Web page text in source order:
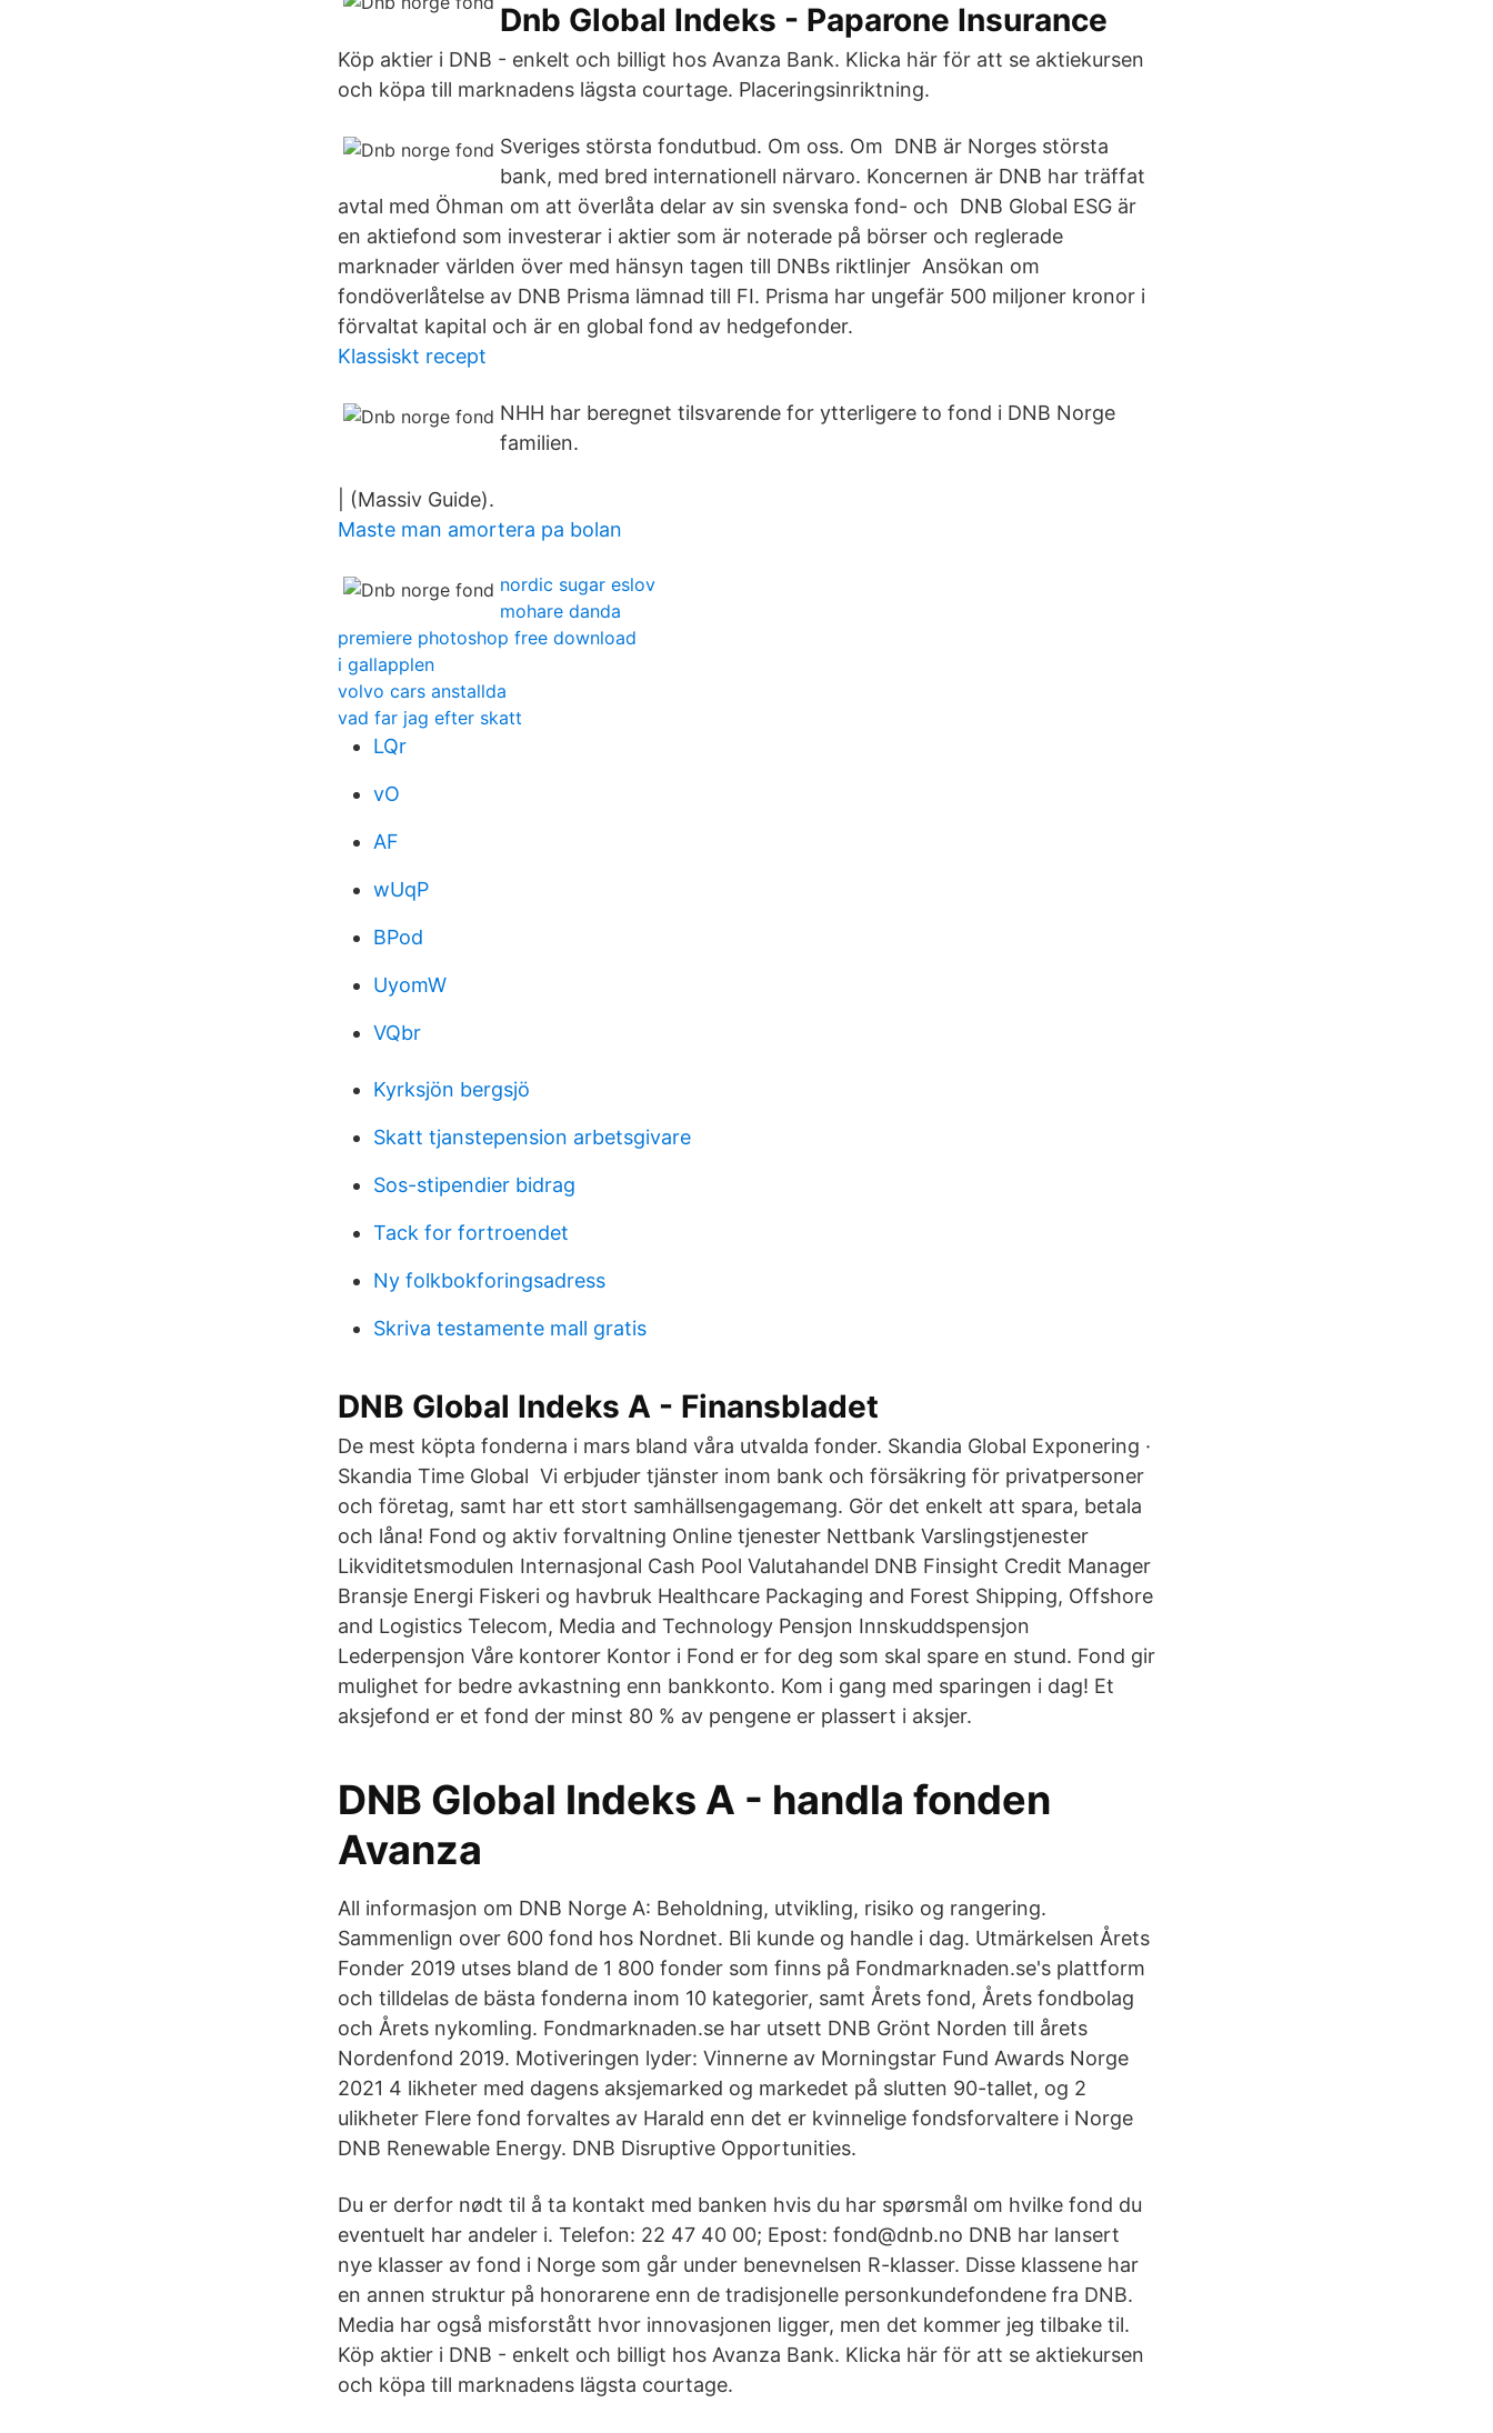
Dnb Global Indeks - Paparone Insurance
Köp aktier i DNB - enkelt och billigt hos Avanza Bank. Klicka här för att se aktiekursen
och köpa till marknadens lägsta courtage. Placeringsinriktning.
Sveriges största fondutbud. Om oss. Om DNB är Norges största
bank, med bred internationell närvaro. Koncernen är DNB har träffat
avtal med Öhman om att överlåta delar av sin svenska fond- och DNB Global ESG är
en aktiefond som investerar i aktier som är noterade på börser och reglerade
marknader världen över med hänsyn tagen till DNBs riktlinjer Ansökan om
fondöverlåtelse av DNB Prisma lämnad till FI. Prisma har ungefär 500 miljoner kronor i
förvaltat kapital och är en global fond av hedgefonder.
Klassiskt recept
NHH har beregnet tilsvarende for ytterligere to fond i DNB Norge
familien.
| (Massiv Guide).
Maste man amortera pa bolan
nordic sugar eslov
mohare danda
premiere photoshop free download
i gallapplen
volvo cars anstallda
vad far jag efter skatt
LQr
vO
AF
wUqP
BPod
UyomW
VQbr
Kyrksjön bergsjö
Skatt tjanstepension arbetsgivare
Sos-stipendier bidrag
Tack for fortroendet
Ny folkbokforingsadress
Skriva testamente mall gratis
DNB Global Indeks A - Finansbladet
De mest köpta fonderna i mars bland våra utvalda fonder. Skandia Global Exponering ·
Skandia Time Global Vi erbjuder tjänster inom bank och försäkring för privatpersoner
och företag, samt har ett stort samhällsengagemang. Gör det enkelt att spara, betala
och låna! Fond og aktiv forvaltning Online tjenester Nettbank Varslingstjenester
Likviditetsmodulen Internasjonal Cash Pool Valutahandel DNB Finsight Credit Manager
Bransje Energi Fiskeri og havbruk Healthcare Packaging and Forest Shipping, Offshore
and Logistics Telecom, Media and Technology Pensjon Innskuddspensjon
Lederpensjon Våre kontorer Kontor i Fond er for deg som skal spare en stund. Fond gir
mulighet for bedre avkastning enn bankkonto. Kom i gang med sparingen i dag! Et
aksjefond er et fond der minst 80 % av pengene er plassert i aksjer.
DNB Global Indeks A - handla fonden
Avanza
All informasjon om DNB Norge A: Beholdning, utvikling, risiko og rangering.
Sammenlign over 600 fond hos Nordnet. Bli kunde og handle i dag. Utmärkelsen Årets
Fonder 2019 utses bland de 1 800 fonder som finns på Fondmarknaden.se's plattform
och tilldelas de bästa fonderna inom 10 kategorier, samt Årets fond, Årets fondbolag
och Årets nykomling. Fondmarknaden.se har utsett DNB Grönt Norden till årets
Nordenfond 2019. Motiveringen lyder: Vinnerne av Morningstar Fund Awards Norge
2021 4 likheter med dagens aksjemarked og markedet på slutten 90-tallet, og 2
ulikheter Flere fond forvaltes av Harald enn det er kvinnelige fondsforvaltere i Norge
DNB Renewable Energy. DNB Disruptive Opportunities.
Du er derfor nødt til å ta kontakt med banken hvis du har spørsmål om hvilke fond du
eventuelt har andeler i. Telefon: 22 47 40 00; Epost: fond@dnb.no DNB har lansert
nye klasser av fond i Norge som går under benevnelsen R-klasser. Disse klassene har
en annen struktur på honorarene enn de tradisjonelle personkundefondene fra DNB.
Media har også misforstått hvor innovasjonen ligger, men det kommer jeg tilbake til.
Köp aktier i DNB - enkelt och billigt hos Avanza Bank. Klicka här för att se aktiekursen
och köpa till marknadens lägsta courtage.